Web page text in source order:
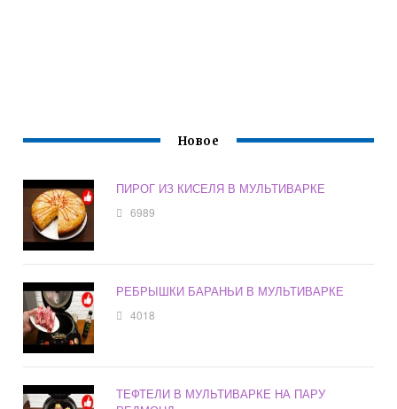
Новое
ПИРОГ ИЗ КИСЕЛЯ В МУЛЬТИВАРКЕ
6989
РЕБРЫШКИ БАРАНЬИ В МУЛЬТИВАРКЕ
4018
ТЕФТЕЛИ В МУЛЬТИВАРКЕ НА ПАРУ